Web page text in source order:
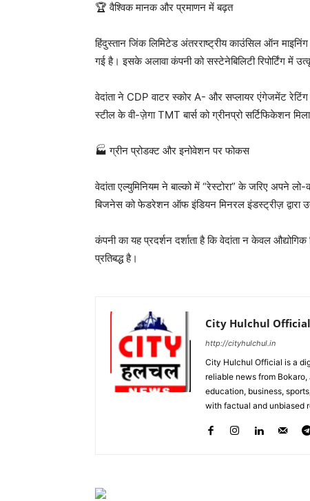
🏆 वैश्विक मानक और प्रमाणन में बढ़त
हिंदुस्तान जिंक लिमिटेड अंतरराष्ट्रीय काउंसिल ऑन
गई है। इसके अलावा कंपनी को सस्टेनेबिलिटी रिपोर्टिंग में
वेदांता ने CDP वाटर स्कोर A- और सप्लायर एंगेजमेंट
स्टील के वी-ज़ेगा TMT बार्स को ग्रीनप्रो सर्टिफिकेशन
🏭 ग्रीन प्रोडक्ट और इनोवेशन पर फोकस
वेदांता एल्युमिनियम ने बाल्को में “रेस्टोरा” के जरिए अपने लो-
बिजनेस को फेडरेशन ऑफ इंडियन मिनरल इंडस्ट्रीज़ द्वारा
कंपनी का यह प्रदर्शन दर्शाता है कि वेदांता न केवल
प्रतिबद्ध है।
City Hulchul Official
http://cityhulchul.in
City Hulchul Official is a
reliable news from
education, business,
with factual and unbiased